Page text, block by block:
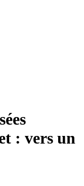
: vers un